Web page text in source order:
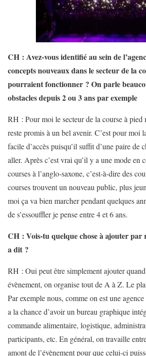
CH : Avez-vous identifié au sein de
concepts nouveaux dans le secteur de la
pourraient fonctionner ? On parle
obstacles depuis 2 ou 3 ans par exemple
RH : Pour moi le secteur de la course à pied
reste promis à un bel avenir. C’est pour moi
facile d’accès puisqu’il suffit d’une paire de
aller. Après c’est vrai qu’il y a une mode en
courses à l’anglo-saxone, c’est-à-dire des
courses trouvent un nouveau public, plus
moi ça va bien marcher pendant quelques
de s’essouffler je pense entre 4 et 6 ans.
CH : Vois-tu quelque chose à ajouter par
a dit ?
RH : Oui peut être simplement ajouter
évènement, on organise tout de A à Z. Le
Par exemple nous, comme on est une
a la chance d’avoir un bureau graphique
commande alimentaire, logistique,
participants, etc. En général, on travaille
amont de l’évènement pour que celui-ci